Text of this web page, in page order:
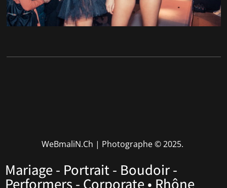
WeBmaliN.Ch | Photographe© 2025.
Mariage - Portrait - Boudoir -
Performers - Corporate • Rhône